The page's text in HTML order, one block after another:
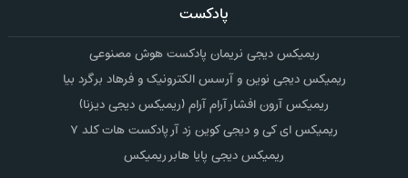
پادکست
ریمیکس دیجی نریمان پادکست هوش مصنوعی
ریمیکس دیجی نوین و آرسس الکترونیک و فرهاد برگرد بیا
ریمیکس آرون افشار آرام آرام (ریمیکس دیجی دیزنا)
ریمیکس ای کی و دیجی کوین زد آر پادکست هات کلد ۷
ریمیکس دیجی پایا هابر ریمیکس